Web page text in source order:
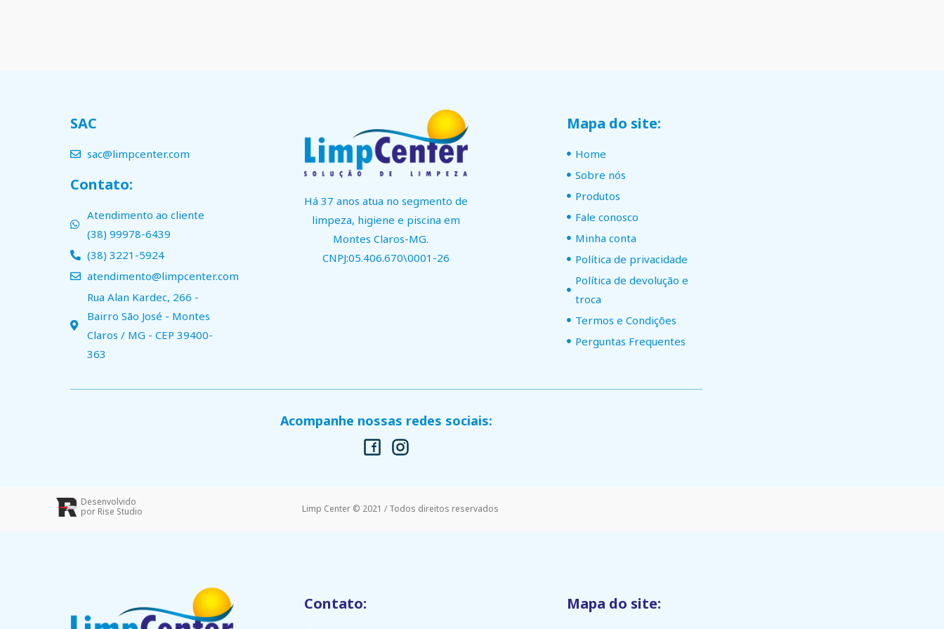
SAC
sac@limpcenter.com
Contato:
Atendimento ao cliente
(38) 99978-6439
(38) 3221-5924
atendimento@limpcenter.com
Rua Alan Kardec, 266 -
Bairro São José - Montes
Claros / MG - CEP 39400-
363
Há 37 anos atua no segmento de
limpeza, higiene e piscina em
Montes Claros-MG.
CNPJ:05.406.670\0001-26
Mapa do site:
Home
Sobre nós
Produtos
Fale conosco
Minha conta
Política de privacidade
Política de devolução e
troca
Termos e Condições
Perguntas Frequentes
Acompanhe nossas redes sociais:
Desenvolvido
por Rise Studio
Limp Center © 2021 / Todos direitos reservados
Contato: Mapa do site: